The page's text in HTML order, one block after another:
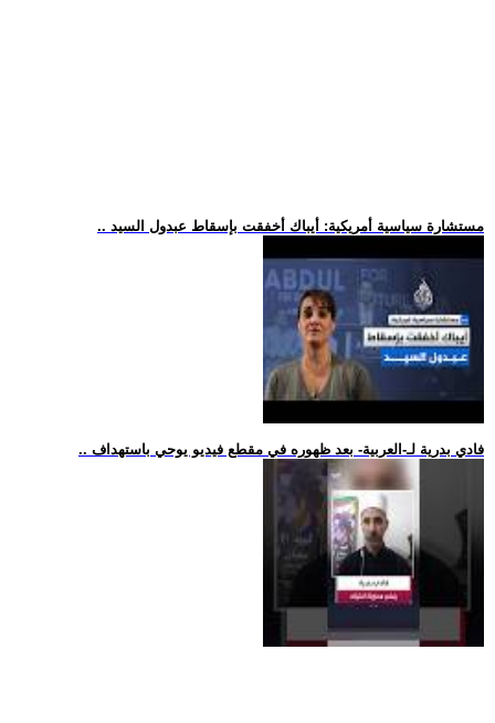
.. مستشارة سياسية أمريكية: أيباك أخفقت بإسقاط عبدول السيد
.. فادي بدرية لـ-العربية- بعد ظهوره في مقطع فيديو يوحي باستهداف